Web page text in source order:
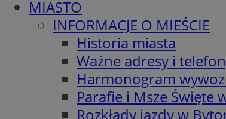
MIASTO
INFORMACJE O MIEŚCIE
Historia miasta
Ważne adresy i
Harmonogram
Parafie i Msze Święte
Rozkłady jazdy w